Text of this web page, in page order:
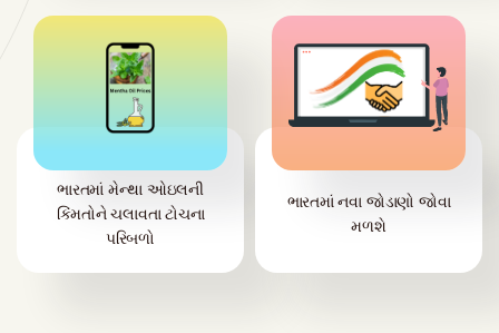
ભારતમાં મેન્થા ઓઇલની
કિંમતોને ચલાવતા ટોચના
પરિબળો
ભારતમાં નવા જોડાણો જોવા
મળશે